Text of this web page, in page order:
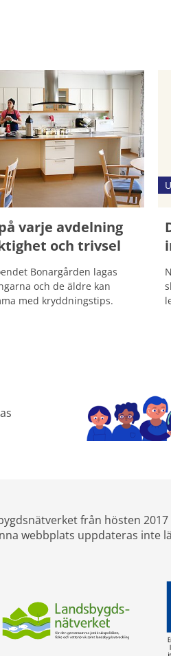
öppnas i nytt fönster.
varje avdelning
och trivsel
Bonargården lagas
och de äldre kan
med kryddningstips.
från hösten
webbplats uppdateras inte